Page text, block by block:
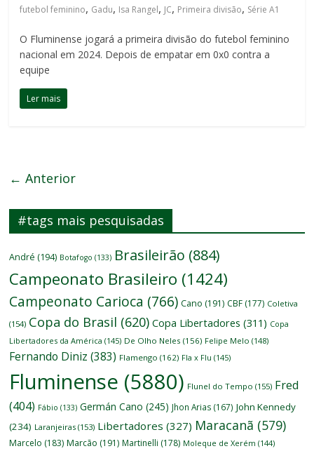
futebol feminino, Gadu, Isa Rangel, JC, Primeira divisão, Série A1
O Fluminense jogará a primeira divisão do futebol feminino
nacional em 2024. Depois de empatar em 0x0 contra a
equipe
Ler mais
← Anterior
#tags mais pesquisadas
André (194) Botafogo (133) Brasileirão (884)
Campeonato Brasileiro (1424)
Campeonato Carioca (766) Cano (191) CBF (177) Coletiva
(154) Copa do Brasil (620) Copa Libertadores (311) Copa
Libertadores da América (145) De Olho Neles (156) Felipe Melo (148)
Fernando Diniz (383) Flamengo (162) Fla x Flu (145)
Fluminense (5880) Flunel do Tempo (155) Fred
(404) Fábio (133) Germán Cano (245) Jhon Arias (167) John Kennedy
(234) Laranjeiras (153) Libertadores (327) Maracanã (579)
Marcelo (183) Marcão (191) Martinelli (178) Moleque de Xerém (144)